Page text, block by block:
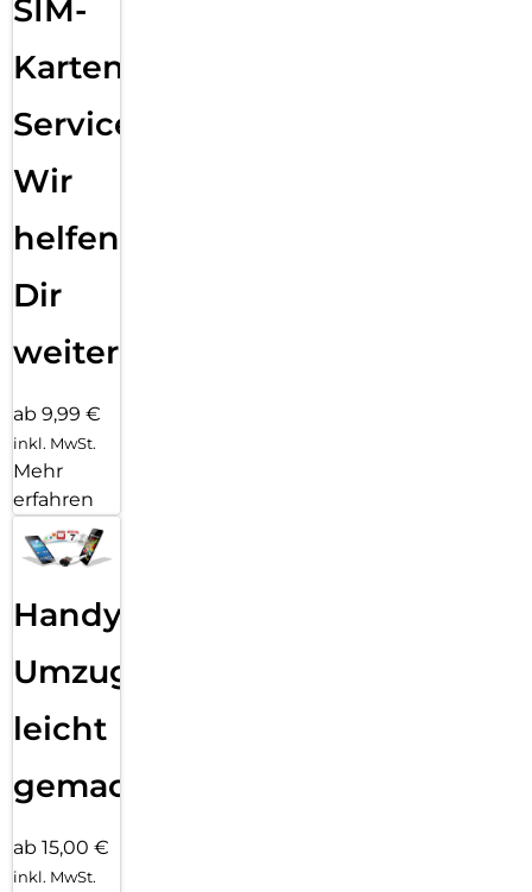
SIM-
Karten
Service:
Wir
helfen
Dir
weiter
ab 9,99 €
inkl. MwSt.
Mehr
erfahren
Handy
Umzug
leicht
gemacht!
ab 15,00 €
inkl. MwSt.